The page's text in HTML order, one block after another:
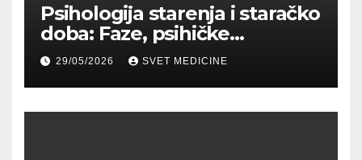
Psihologija starenja i staračko
doba: Faze, psihičke
promene i tipovi
prilagođavanja
29/05/2026 SVET MEDICINE